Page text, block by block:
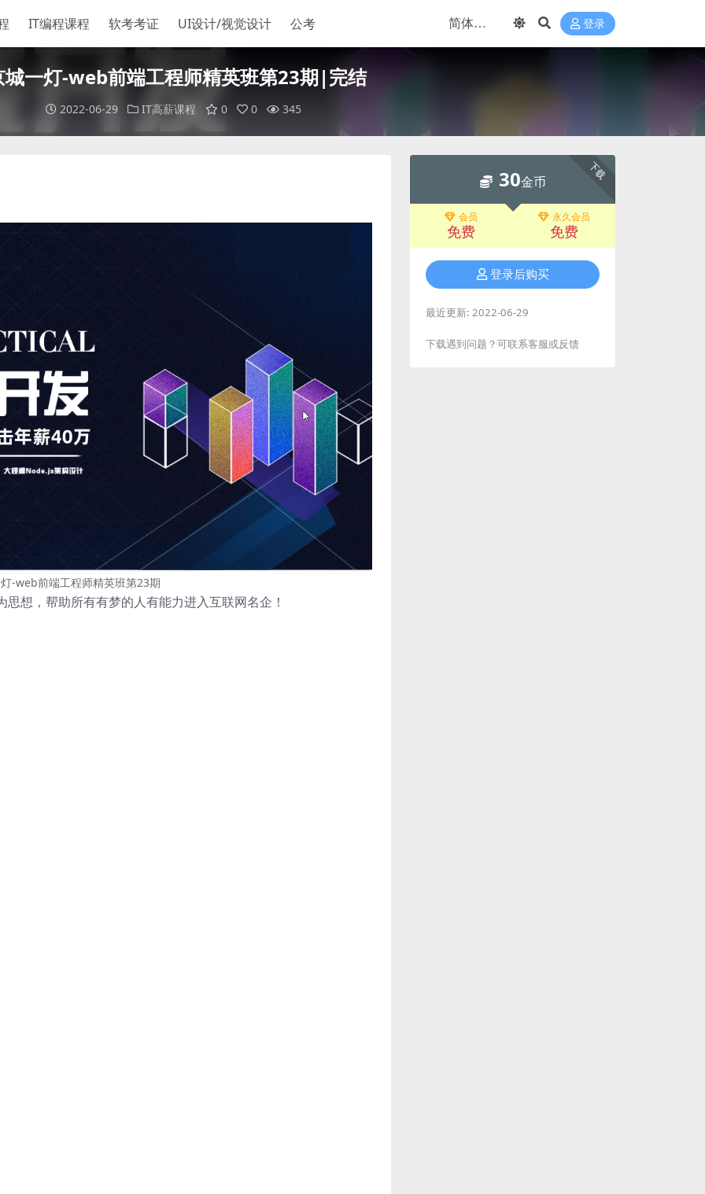
IT编程课程 软考考证 UI设计/视觉设计 公考 登录
城一灯-web前端工程师精英班第23期|完结
2022-06-29 IT高薪课程 0 0 345
-web前端工程师精英班第23期
想，帮助所有有梦的人有能力进入互联网名企！
下载
30金币
会员
免费
永久会员
免费
登录后购买
最近更新: 2022-06-29
下载遇到问题？可联系客服或反馈